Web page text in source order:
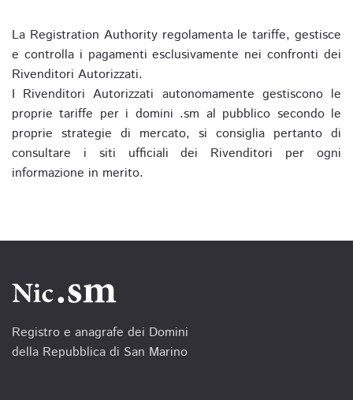
La Registration Authority regolamenta le tariffe, gestisce
e controlla i pagamenti esclusivamente nei confronti dei
Rivenditori Autorizzati.
I Rivenditori Autorizzati autonomamente gestiscono le
proprie tariffe per i domini .sm al pubblico secondo le
proprie strategie di mercato, si consiglia pertanto di
consultare i siti ufficiali dei Rivenditori per ogni
informazione in merito.
Registro e anagrafe dei Domini
della Repubblica di San Marino